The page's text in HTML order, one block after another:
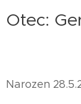
Otec:
Narozen